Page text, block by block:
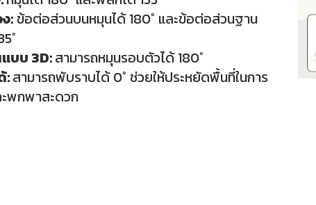
:ข้อต่อส่วนบนหมุนได้ 180° และข้อต่อส่วนฐาน
บบ 3D:สามารถหมุนรอบตัวได้ 180°
:สามารถพับราบได้ 0° ช่วยให้ประหยัดพื้นที่ในการ
พกพาสะดวก